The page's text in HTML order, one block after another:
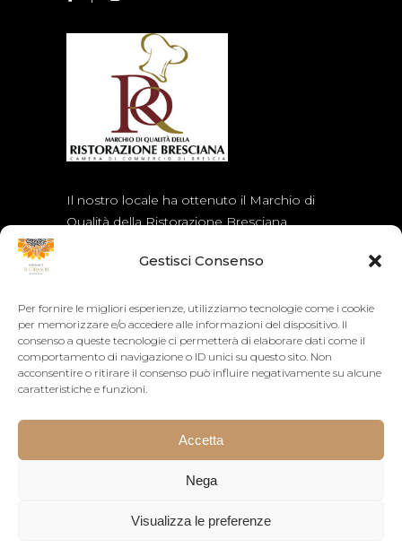
Gestisci Consenso
Per fornire le migliori esperienze, utilizziamo tecnologie come i cookie
per memorizzare e/o accedere alle informazioni del dispositivo. Il
consenso a queste tecnologie ci permetterà di elaborare dati come il
comportamento di navigazione o ID unici su questo sito. Non
acconsentire o ritirare il consenso può influire negativamente su alcune
caratteristiche e funzioni.
Accetta
Nega
Visualizza le preferenze
Il nostro locale ha ottenuto il Marchio di
Qualità della Ristorazione Bresciana
ORARI
Orario continuato dalle 12:00 alle 24:00
La cucina chiude alle 22:30